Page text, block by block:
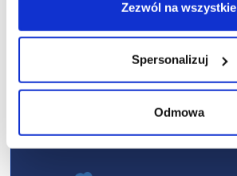
Zezwól na wszystkie
Spersonalizuj
Odmowa
R E K L A M A